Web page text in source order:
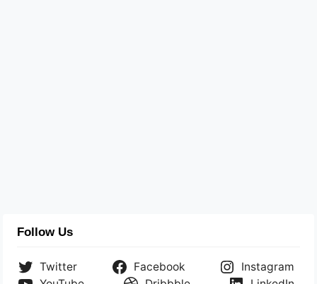
Follow Us
Twitter Facebook
Instagram